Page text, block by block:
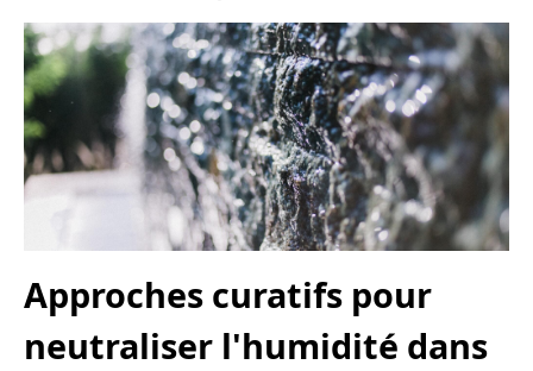
Approches curatifs pour
neutraliser l'humidité dans